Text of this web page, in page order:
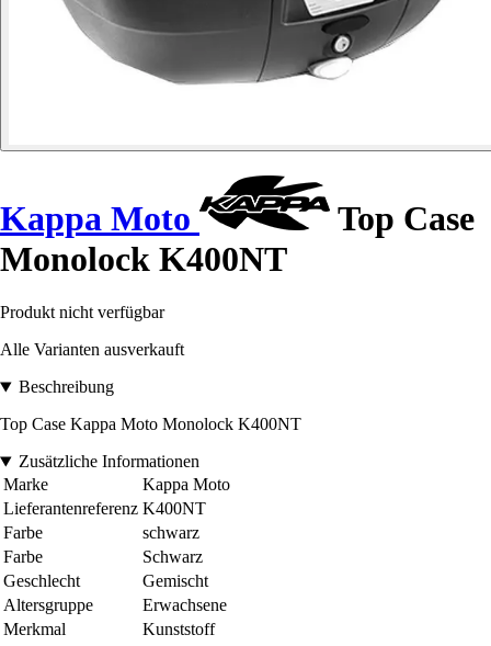
Kappa Moto
Top Case
Monolock K400NT
Produkt nicht verfügbar
Alle Varianten ausverkauft
Beschreibung
Top Case Kappa Moto Monolock K400NT
Zusätzliche Informationen
Marke
Kappa Moto
Lieferantenreferenz K400NT
Farbe
schwarz
Farbe
Schwarz
Geschlecht
Gemischt
Altersgruppe
Erwachsene
Merkmal
Kunststoff